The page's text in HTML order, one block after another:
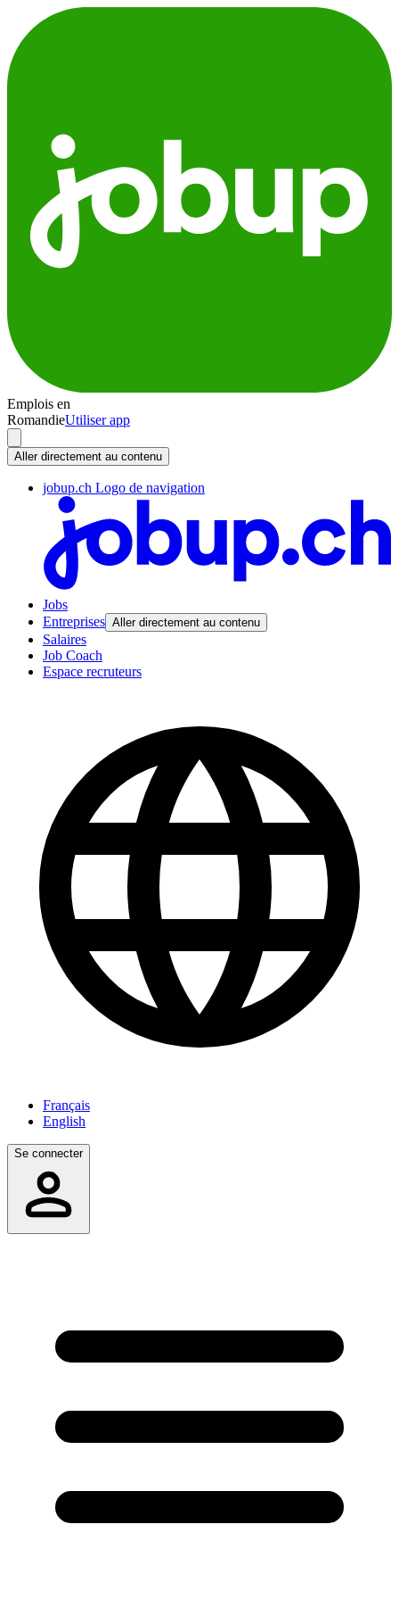
Emplois en
RomandieUtiliser app
Aller directement au contenu
jobup.ch Logo de navigation
Jobs
Entreprises Aller directement au contenu
Salaires
Job Coach
Espace recruteurs
Français
English
Se connecter